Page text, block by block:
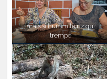
mais si humm le riz qui
trempe